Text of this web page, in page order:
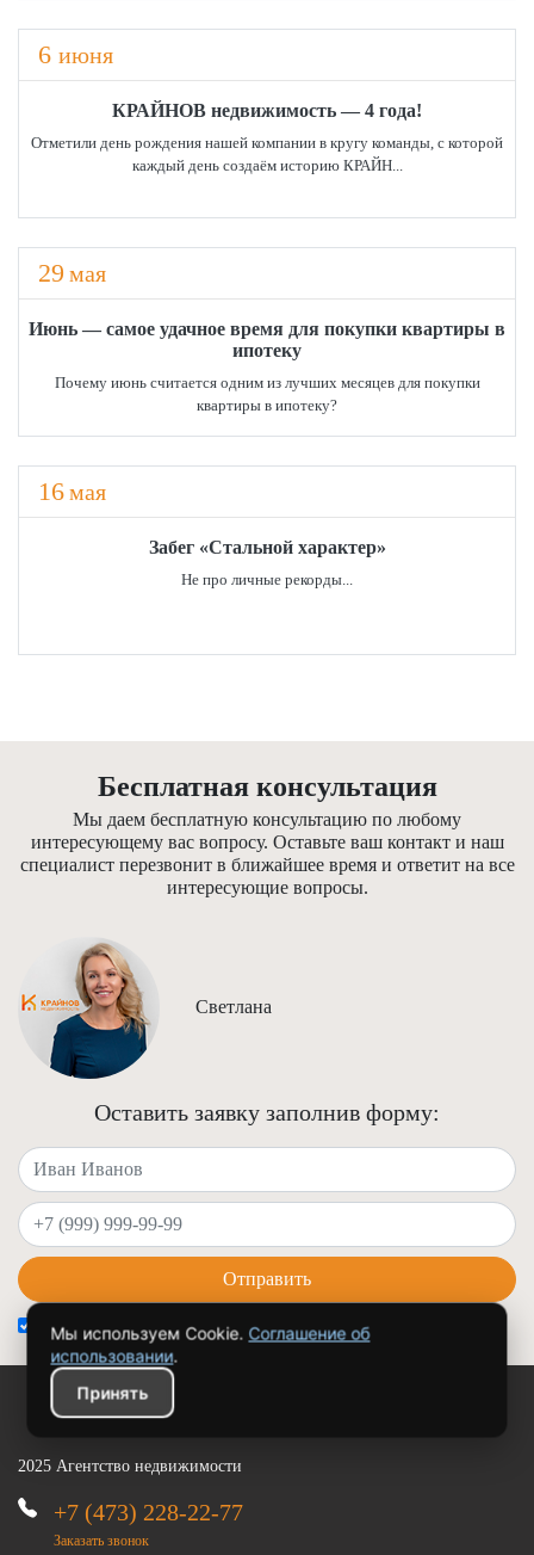
от 9 173 493
Связаться с риелтором
Связаться с риелтором
Связаться с риелтором
6 июня
КРАЙНОВ недвижимость — 4 года!
Отметили день рождения нашей компании в кругу команды, с которой
каждый день создаём историю КРАЙН...
29 мая
Июнь — самое удачное время для покупки квартиры в
ипотеку
Почему июнь считается одним из лучших месяцев для покупки
квартиры в ипотеку?
16мая
Забег «Стальной характер»
Не про личные рекорды...
Бесплатная консультация
Мы даем бесплатную консультацию по любому
интересующему вас вопросу. Оставьте ваш контакт и наш
специалист перезвонит в ближайшее время и ответит на все
интересующие вопросы.
Светлана
Оставить заявку заполнив форму:
Ваше имя
Ваш телефон
Отправить
Я согласен на обработку персональных данных
2025 Агентство недвижимости
+7 (473) 228-22-77
Заказать звонок
Мы используем Cookie. Соглашение об
использовании.
Принять